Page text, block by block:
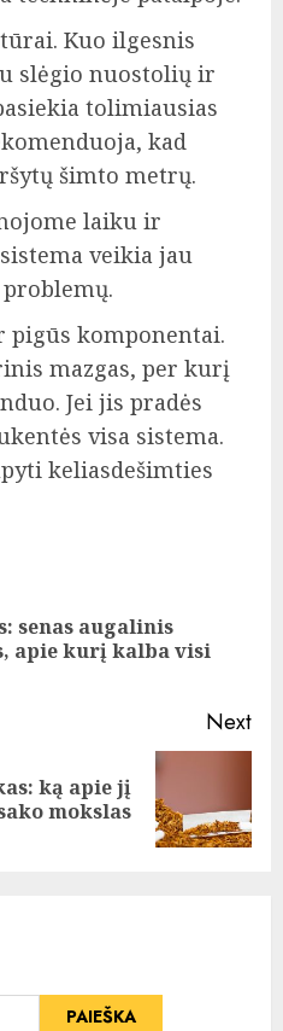
Kuo ilgesnis
slėgio nuostolių ir
tolimiausias
kad
šimto metrų.
laiku ir
veikia jau
pigūs komponentai.
mazgas, per kurį
Jei jis pradės
visa sistema.
keliasdešimties
senas augalinis
apie kurį kalba visi
Next
ką apie jį
mokslas
PAIEŠKA